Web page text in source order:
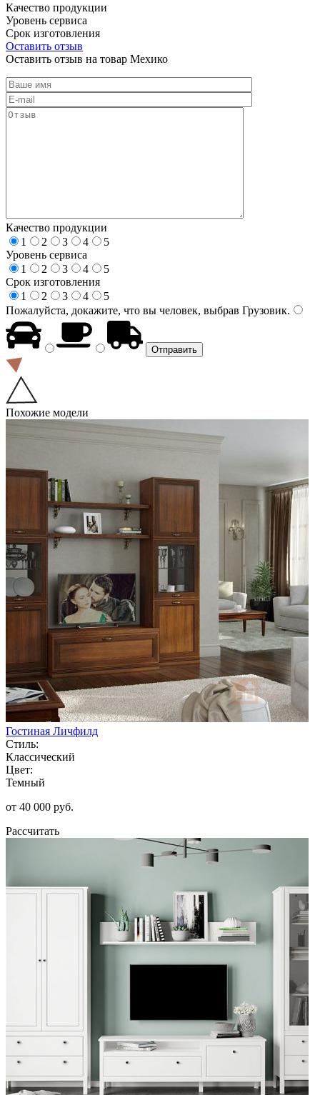
Качество продукции
Уровень сервиса
Срок изготовления
Оставить отзыв
Оставить отзыв на товар Мехико
Качество продукции
1
2 3 4
5
Уровень сервиса
1
2 3 4
5
Срок изготовления
1
2 3 4
5
Пожалуйста, докажите, что вы человек, выбрав Грузовик.
Похожие модели
Гостиная Личфилд
Стиль:
Классический
Цвет:
Темный
от 40 000 руб.
Рассчитать